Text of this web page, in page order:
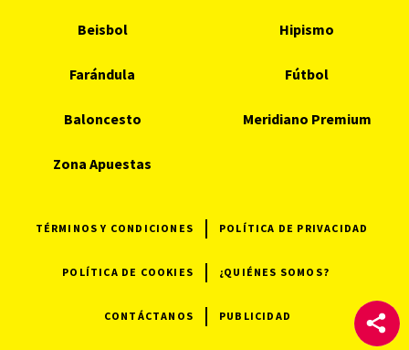
Beisbol Hipismo
Farándula Fútbol
Baloncesto Meridiano Premium
Zona Apuestas
TÉRMINOS Y CONDICIONES POLÍTICA DE PRIVACIDAD
POLÍTICA DE COOKIES ¿QUIÉNES SOMOS?
CONTÁCTANOS PUBLICIDAD